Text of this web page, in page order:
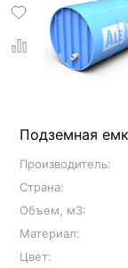
Подземная
Производитель:
Страна:
Объем, м3:
Материал:
Цвет: